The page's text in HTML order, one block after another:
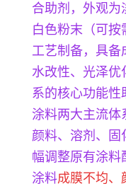
合助剂，外观为
白色粉末（可
工艺制备，具备
水改性、光泽优
系的核心功能
涂料两大主流体
颜料、溶剂、固
幅调整原有涂料
涂料成膜不均、